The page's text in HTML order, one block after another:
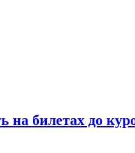
на билетах до